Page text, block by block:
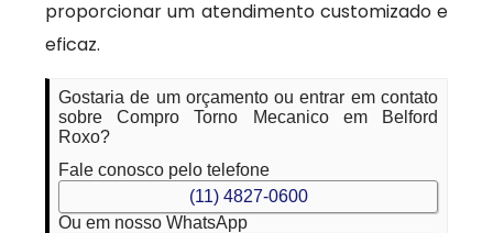
proporcionar um atendimento customizado e
eficaz.
Gostaria de um orçamento ou entrar em contato
sobre Compro Torno Mecanico em Belford
Roxo?
Fale conosco pelo telefone
(11) 4827-0600
Ou em nosso WhatsApp